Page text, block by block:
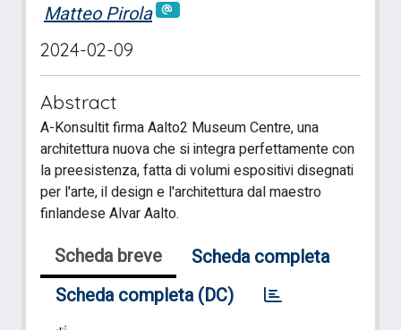
Matteo Pirola
2024-02-09
Abstract
A-Konsultit firma Aalto2 Museum Centre, una
architettura nuova che si integra perfettamente con
la preesistenza, fatta di volumi espositivi disegnati
per l'arte, il design e l'architettura dal maestro
finlandese Alvar Aalto.
Scheda breve
Scheda completa
Scheda completa (DC)